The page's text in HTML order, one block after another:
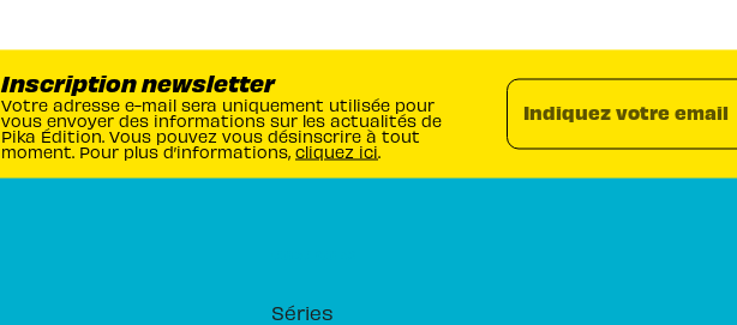
Inscription newsletter
Votre adresse e-mail sera uniquement utilisée pour
vous envoyer des informations sur les actualités de
Pika Édition. Vous pouvez vous désinscrire à tout
moment. Pour plus d’informations, cliquez ici.
Indiquez votre email
Séries